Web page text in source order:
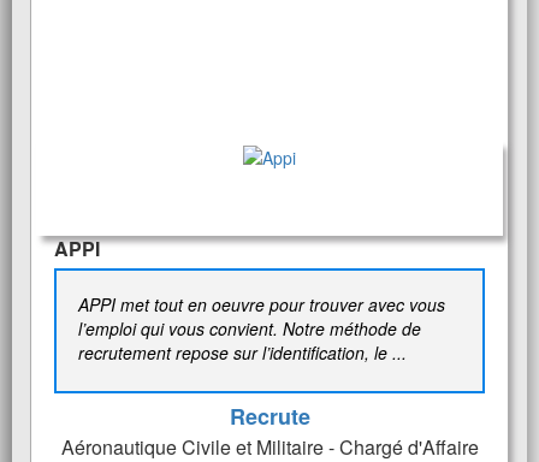
APPI
APPI met tout en oeuvre pour trouver avec vous
l’emploi qui vous convient. Notre méthode de
recrutement repose sur l’identification, le ...
Recrute
Aéronautique Civile et Militaire - Chargé d'Affaire